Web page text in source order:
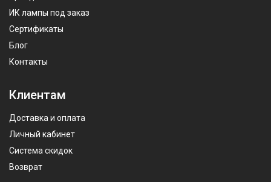
ИК лампы под заказ
Сертификаты
Блог
Контакты
Клиентам
Доставка и оплата
Личный кабинет
Система скидок
Возврат